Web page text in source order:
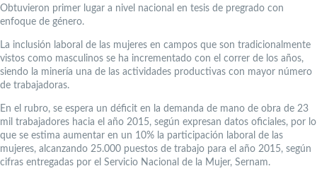
Obtuvieron primer lugar a nivel nacional en tesis de pregrado con
enfoque de género.
La inclusión laboral de las mujeres en campos que son tradicionalmente
vistos como masculinos se ha incrementado con el correr de los años,
siendo la minería una de las actividades productivas con mayor número
de trabajadoras.
En el rubro, se espera un déficit en la demanda de mano de obra de 23
mil trabajadores hacia el año 2015, según expresan datos oficiales, por lo
que se estima aumentar en un 10% la participación laboral de las
mujeres, alcanzando 25.000 puestos de trabajo para el año 2015, según
cifras entregadas por el Servicio Nacional de la Mujer, Sernam.